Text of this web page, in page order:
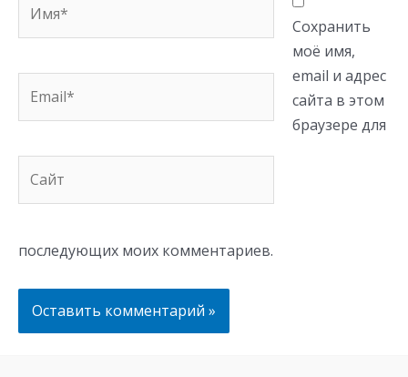
Сохранить
моё имя,
email и адрес
сайта в этом
браузере для
последующих моих комментариев.